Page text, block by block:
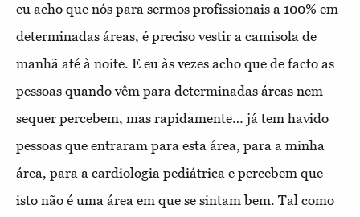
eu acho que nós para sermos profissionais a 100% em
determinadas áreas, é preciso vestir a camisola de
manhã até à noite. E eu às vezes acho que de facto as
pessoas quando vêm para determinadas áreas nem
sequer percebem, mas rapidamente… já tem havido
pessoas que entraram para esta área, para a minha
área, para a cardiologia pediátrica e percebem que
isto não é uma área em que se sintam bem. Tal como